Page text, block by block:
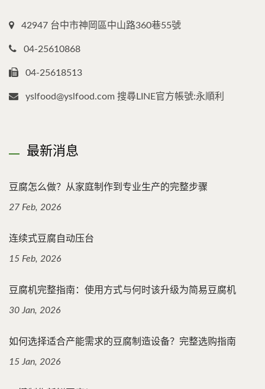
42947 台中市神岡區中山路360巷55號
04-25610868
04-25618513
yslfood@yslfood.com 搜尋LINE官方帳號:永順利
最新消息
豆腐怎么做？从家庭制作到专业生产的完整步骤
27 Feb, 2026
连续式豆腐自动压台
15 Feb, 2026
豆腐机完整指南：使用方式与何时该升级为简易豆腐机
30 Jan, 2026
如何选择适合产能需求的豆腐制造设备？完整选购指南
15 Jan, 2026